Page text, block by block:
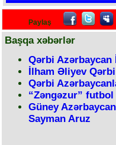
Paylaş
Başqa xəbərlər
Qərbi
İlham Əliyev Qərbi
Qərbi
“Zəngəzur”
Güney
Sayman Aruz